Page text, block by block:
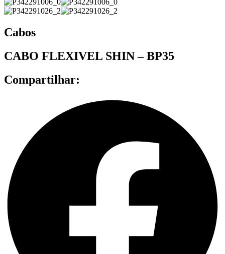
Cabos
CABO FLEXIVEL SHIN – BP35
Compartilhar: